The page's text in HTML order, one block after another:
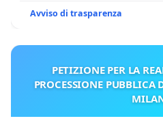
Avviso di trasparenza
PETIZIONE PER LA
PROCESSIONE PUBBLICA